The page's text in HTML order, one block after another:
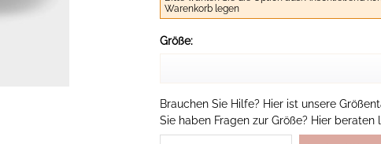
Warenkorb legen
Größe:
Brauchen Sie Hilfe? Hier ist unsere
Sie haben Fragen zur Größe? Hier beraten